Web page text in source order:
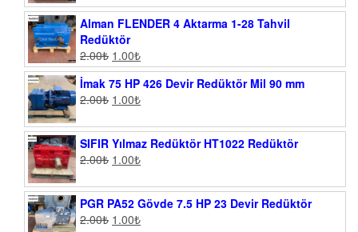
Alman FLENDER 4 Aktarma 1-28 Tahvil
Redüktör
2.00₺ 1.00₺
İmak 75 HP 426 Devir Redüktör Mil 90 mm
2.00₺ 1.00₺
SIFIR Yılmaz Redüktör HT1022 Redüktör
2.00₺ 1.00₺
PGR PA52 Gövde 7.5 HP 23 Devir Redüktör
2.00₺ 1.00₺